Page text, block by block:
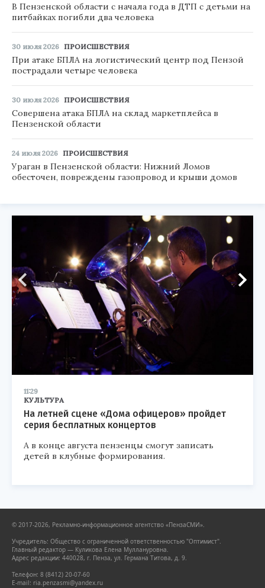
В Пензенской области с начала года в ДТП с детьми на
питбайках погибли два человека
30 июля 2026 ПРОИСШЕСТВИЯ
При атаке БПЛА на логистический центр под Пензой
пострадали четыре человека
30 июля 2026 ПРОИСШЕСТВИЯ
Совершена атака БПЛА на склад маркетплейса в
Пензенской области
24 июля 2026 ПРОИСШЕСТВИЯ
Ураган в Пензенской области: Нижний Ломов
обесточен, повреждены газопровод и крыши домов
11:29
КУЛЬТУРА
На летней сцене «Дома офицеров» пройдет
серия бесплатных концертов
А в конце августа пензенцы смогут записать
детей в клубные формирования.
© 2017-2026, Рекламно-информационное агентство «ПензаСМИ».
Учредитель: Общество с ограниченной ответственностью "Оптимист".
Главный редактор — Куликова Елена Муллануровна.
Адрес редакции: 440028, г. Пенза, ул. Германа Титова, д. 9.
Телефон: 8 (8412) 20-07-60
E-mail: ria.penzasmi@yandex.ru